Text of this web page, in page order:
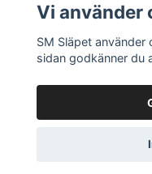
Sociala medier
©
Vi använder
SM Släpet
sidan godkänner du